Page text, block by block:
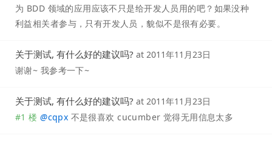
为 BDD 领域的应用应该不只是给开发人员用的吧？如果没种
利益相关者参与，只有开发人员，貌似不是很有必要。
关于测试, 有什么好的建议吗? at 2011年11月23日
谢谢~ 我参考一下~
关于测试, 有什么好的建议吗? at 2011年11月23日
#1 楼 @cqpx 不是很喜欢 cucumber 觉得无用信息太多